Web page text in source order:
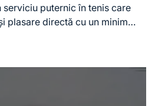
serviciu puternic în tenis care
plasare directă cu un minim…